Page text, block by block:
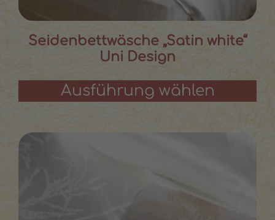
Seidenbettwäsche „Satin white“
Uni Design
Ausführung wählen